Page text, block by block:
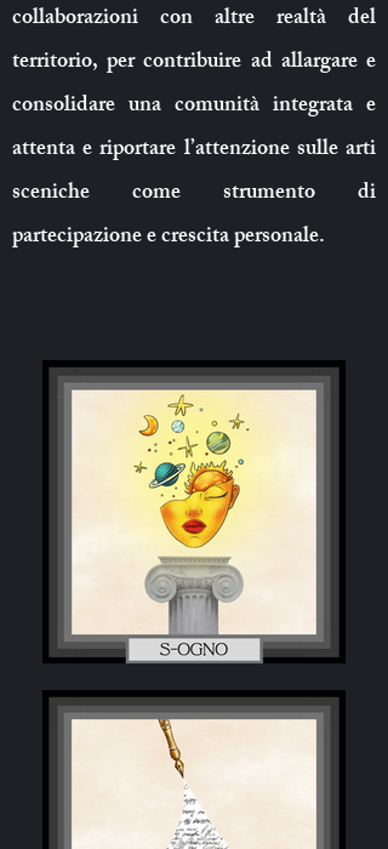
collaborazioni con altre realtà del
territorio, per contribuire ad allargare e
consolidare una comunità integrata e
attenta e riportare l’attenzione sulle arti
sceniche come strumento di
partecipazione e crescita personale.